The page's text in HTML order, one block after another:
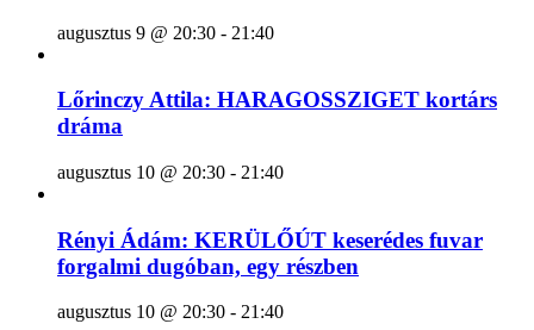
augusztus 9 @ 20:30 - 21:40
Lőrinczy Attila: HARAGOSSZIGET kortárs
dráma
augusztus 10 @ 20:30 - 21:40
Rényi Ádám: KERÜLŐÚT keserédes fuvar
forgalmi dugóban, egy részben
augusztus 10 @ 20:30 - 21:40